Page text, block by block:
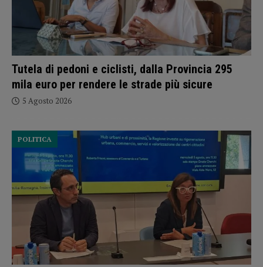
Tutela di pedoni e ciclisti, dalla Provincia 295
mila euro per rendere le strade più sicure
5 Agosto 2026
POLITICA